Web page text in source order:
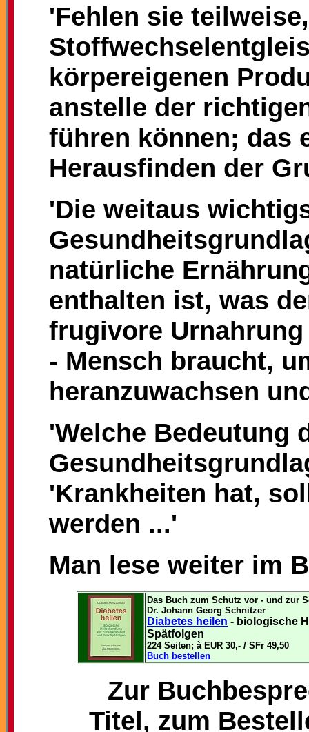
'Fehlen sie
körpereigenen
anstelle der
führen können; das
Herausfinden der
'Die weitaus
natürliche
enthalten ist, was
frugivore
- Mensch braucht,
heranzuwachsen
'Welche Bedeutung
'Krankheiten hat,
werden ...'
Man lese weiter im
Das Buch zum Schutz vor - und zur
Dr. Johann Georg Schnitzer
Diabetes heilen - biologische
Spätfolgen
224 Seiten; à EUR 30,- / SFr 49,50
Buch bestellen
Zur
Titel, zum